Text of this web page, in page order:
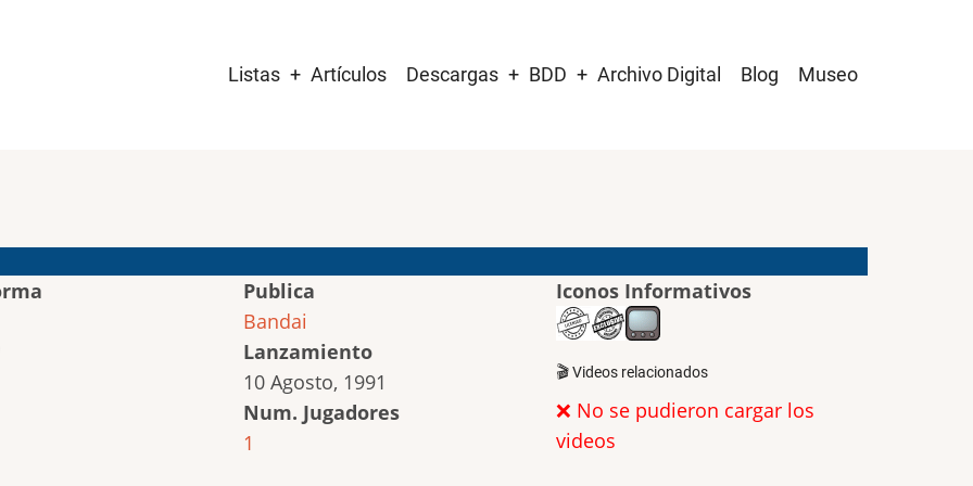
navigation
Listas Artículos Descargas BDD Archivo Digital Blog Museo
Publica
Bandai
Lanzamiento
10 Agosto, 1991
Num. Jugadores
1
Iconos Informativos
🎬 Videos relacionados
❌ No se pudieron cargar los
videos